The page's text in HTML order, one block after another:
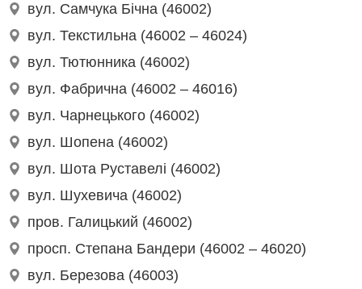
вул. Самчука Бічна (46002)
вул. Текстильна (46002 – 46024)
вул. Тютюнника (46002)
вул. Фабрична (46002 – 46016)
вул. Чарнецького (46002)
вул. Шопена (46002)
вул. Шота Руставелі (46002)
вул. Шухевича (46002)
пров. Галицький (46002)
просп. Степана Бандери (46002 – 46020)
вул. Березова (46003)